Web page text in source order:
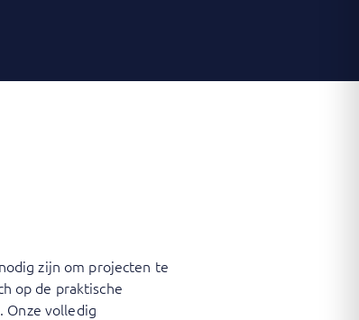
zijn om projecten te
op de praktische
Onze volledig